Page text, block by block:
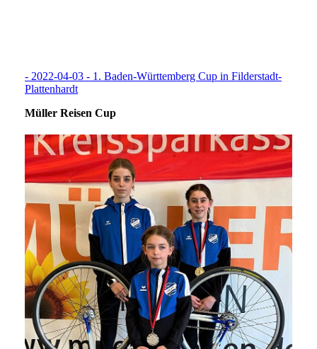
- 2022-04-03 - 1. Baden-Württemberg Cup in Filderstadt-
Plattenhardt
Müller Reisen Cup